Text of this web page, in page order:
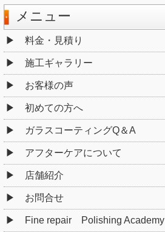
メニュー
料金・見積り
施工ギャラリー
お客様の声
初めての方へ
ガラスコーティングQ＆A
アフターケアについて
店舗紹介
お問合せ
Fine repair Polishing Academy